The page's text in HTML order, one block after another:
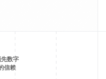
数字
信赖